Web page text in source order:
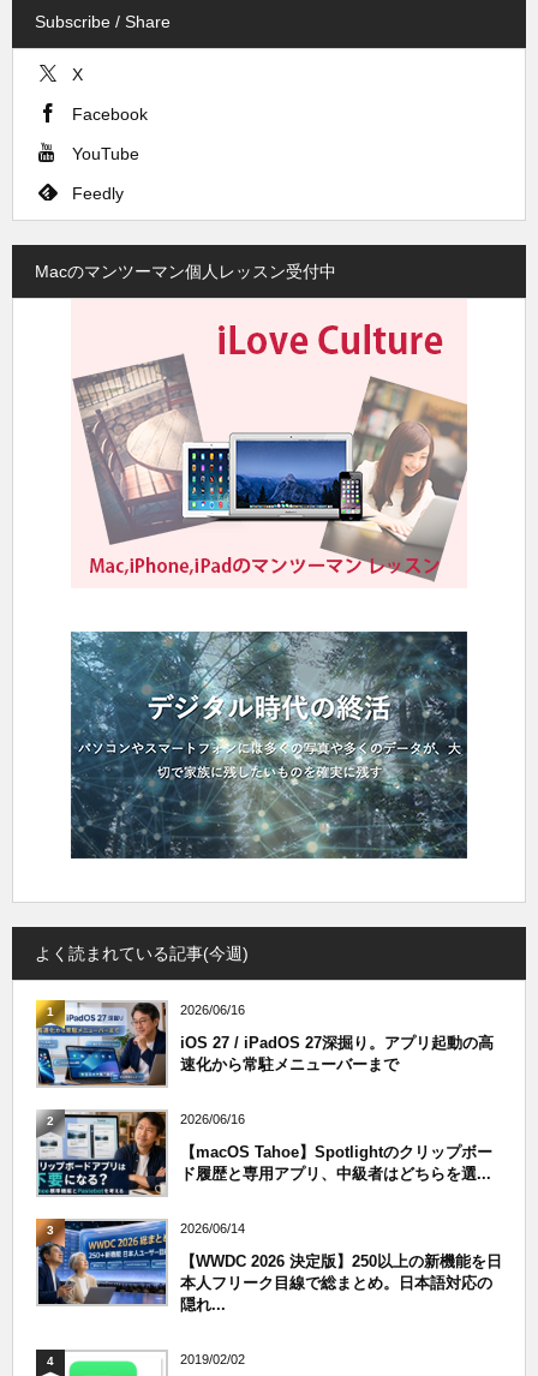
Subscribe / Share
X
Facebook
YouTube
Feedly
Macのマンツーマン個人レッスン受付中
よく読まれている記事(今週)
1 2026/06/16
iOS 27 / iPadOS 27深掘り。アプリ起動の高
速化から常駐メニューバーまで
2 2026/06/16
【macOS Tahoe】Spotlightのクリップボー
ド履歴と専用アプリ、中級者はどちらを選...
3 2026/06/14
【WWDC 2026 決定版】250以上の新機能を日
本人フリーク目線で総まとめ。日本語対応の
隠れ...
4 2019/02/02